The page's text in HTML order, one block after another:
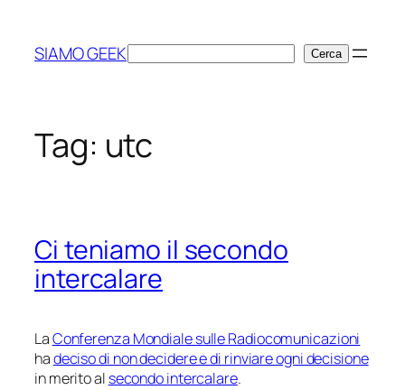
contenuto
SIAMO GEEKCerca Cerca
Tag: utc
Ci teniamo il secondo
intercalare
LaConferenza Mondiale sulle Radiocomunicazioni
hadeciso di non decidere e di rinviare ogni decisione
in merito al secondo intercalare.